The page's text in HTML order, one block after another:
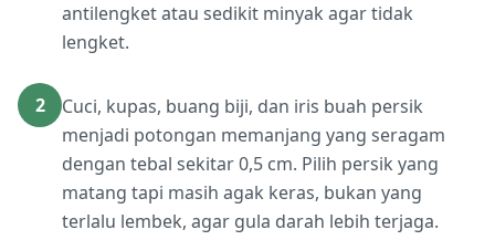
antilengket atau sedikit minyak agar tidak
lengket.
2
Cuci, kupas, buang biji, dan iris buah persik
menjadi potongan memanjang yang seragam
dengan tebal sekitar 0,5 cm. Pilih persik yang
matang tapi masih agak keras, bukan yang
terlalu lembek, agar gula darah lebih terjaga.